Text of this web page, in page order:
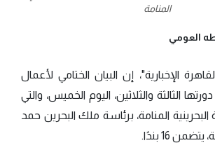
المنامة
العومي
الإخبارية"، إن البيان الختامي لأعمال
الثالثة والثلاثين، اليوم الخميس، والتي
المنامة، برئاسة ملك البحرين حمد
16 بندًا.